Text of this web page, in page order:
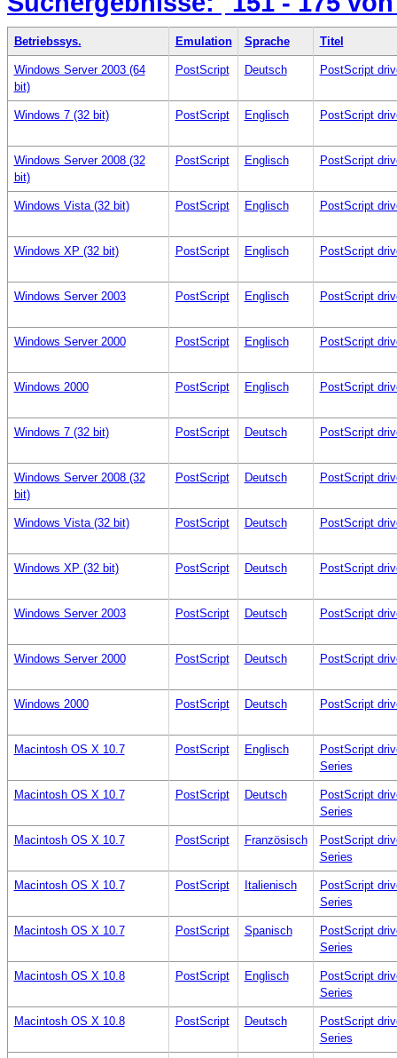
Betriebssys. Emulation Sprache Titel
Windows Server 2003 (64
bit)
PostScript Deutsch PostScript
Windows 7 (32 bit) PostScript Englisch PostScript
Windows Server 2008 (32
bit)
PostScript Englisch PostScript
Windows Vista (32 bit) PostScript Englisch PostScript
Windows XP (32 bit) PostScript Englisch PostScript
Windows Server 2003 PostScript Englisch PostScript
Windows Server 2000 PostScript Englisch PostScript
Windows 2000 PostScript Englisch PostScript
Windows 7 (32 bit) PostScript Deutsch PostScript
Windows Server 2008 (32
bit)
PostScript Deutsch PostScript
Windows Vista (32 bit) PostScript Deutsch PostScript
Windows XP (32 bit) PostScript Deutsch PostScript
Windows Server 2003 PostScript Deutsch PostScript
Windows Server 2000 PostScript Deutsch PostScript
Windows 2000 PostScript Deutsch PostScript
Macintosh OS X 10.7 PostScript Englisch
PostScript
Series
Macintosh OS X 10.7 PostScript Deutsch
PostScript
Series
Macintosh OS X 10.7 PostScript Französisch
PostScript
Series
Macintosh OS X 10.7 PostScript Italienisch
PostScript
Series
Macintosh OS X 10.7 PostScript Spanisch
PostScript
Series
Macintosh OS X 10.8 PostScript Englisch
PostScript
Series
Macintosh OS X 10.8 PostScript Deutsch
PostScript
Series